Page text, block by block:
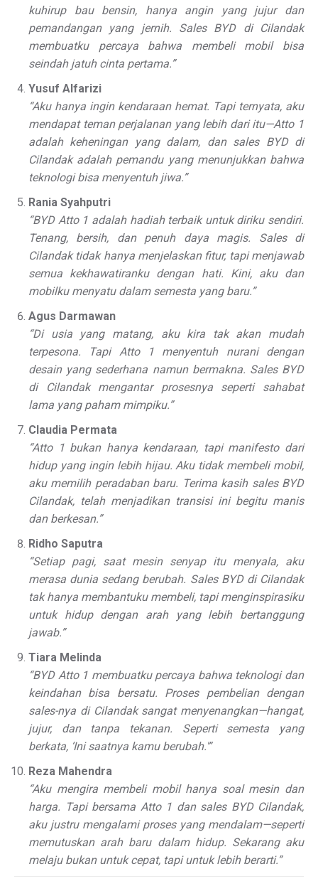
kuhirup bau bensin, hanya angin yang jujur dan
pemandangan yang jernih. Sales BYD di Cilandak
membuatku percaya bahwa membeli mobil bisa
seindah jatuh cinta pertama.”
Yusuf Alfarizi
“Aku hanya ingin kendaraan hemat. Tapi ternyata, aku
mendapat teman perjalanan yang lebih dari itu—Atto 1
adalah keheningan yang dalam, dan sales BYD di
Cilandak adalah pemandu yang menunjukkan bahwa
teknologi bisa menyentuh jiwa.”
Rania Syahputri
“BYD Atto 1 adalah hadiah terbaik untuk diriku sendiri.
Tenang, bersih, dan penuh daya magis. Sales di
Cilandak tidak hanya menjelaskan fitur, tapi menjawab
semua kekhawatiranku dengan hati. Kini, aku dan
mobilku menyatu dalam semesta yang baru.”
Agus Darmawan
“Di usia yang matang, aku kira tak akan mudah
terpesona. Tapi Atto 1 menyentuh nurani dengan
desain yang sederhana namun bermakna. Sales BYD
di Cilandak mengantar prosesnya seperti sahabat
lama yang paham mimpiku.”
Claudia Permata
“Atto 1 bukan hanya kendaraan, tapi manifesto dari
hidup yang ingin lebih hijau. Aku tidak membeli mobil,
aku memilih peradaban baru. Terima kasih sales BYD
Cilandak, telah menjadikan transisi ini begitu manis
dan berkesan.”
Ridho Saputra
“Setiap pagi, saat mesin senyap itu menyala, aku
merasa dunia sedang berubah. Sales BYD di Cilandak
tak hanya membantuku membeli, tapi menginspirasiku
untuk hidup dengan arah yang lebih bertanggung
jawab.”
Tiara Melinda
“BYD Atto 1 membuatku percaya bahwa teknologi dan
keindahan bisa bersatu. Proses pembelian dengan
sales-nya di Cilandak sangat menyenangkan—hangat,
jujur, dan tanpa tekanan. Seperti semesta yang
berkata, ‘Ini saatnya kamu berubah.'”
Reza Mahendra
“Aku mengira membeli mobil hanya soal mesin dan
harga. Tapi bersama Atto 1 dan sales BYD Cilandak,
aku justru mengalami proses yang mendalam—seperti
memutuskan arah baru dalam hidup. Sekarang aku
melaju bukan untuk cepat, tapi untuk lebih berarti.”